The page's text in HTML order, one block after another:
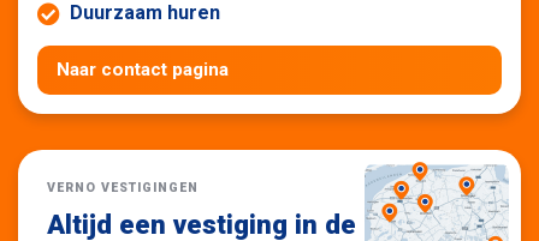
Duurzaam huren
Naar contact pagina
VERNO VESTIGINGEN
Altijd een vestiging in de